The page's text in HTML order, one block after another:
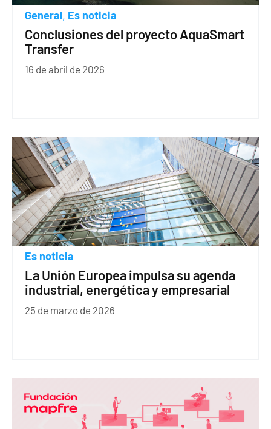
General, Es noticia
Conclusiones del proyecto AquaSmart
Transfer
16 de abril de 2026
Es noticia
La Unión Europea impulsa su agenda
industrial, energética y empresarial
25 de marzo de 2026